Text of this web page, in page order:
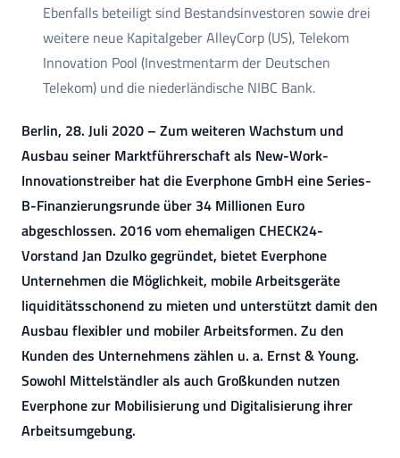
Ebenfalls beteiligt sind Bestandsinvestoren sowie drei
weitere neue Kapitalgeber AlleyCorp (US), Telekom
Innovation Pool (Investmentarm der Deutschen
Telekom) und die niederländische NIBC Bank.
Berlin, 28. Juli 2020 – Zum weiteren Wachstum und
Ausbau seiner Marktführerschaft als New-Work-
Innovationstreiber hat die Everphone GmbH eine Series-
B-Finanzierungsrunde über 34 Millionen Euro
abgeschlossen. 2016 vom ehemaligen CHECK24-
Vorstand Jan Dzulko gegründet, bietet Everphone
Unternehmen die Möglichkeit, mobile Arbeitsgeräte
liquiditätsschonend zu mieten und unterstützt damit den
Ausbau flexibler und mobiler Arbeitsformen. Zu den
Kunden des Unternehmens zählen u. a. Ernst & Young.
Sowohl Mittelständler als auch Großkunden nutzen
Everphone zur Mobilisierung und Digitalisierung ihrer
Arbeitsumgebung.